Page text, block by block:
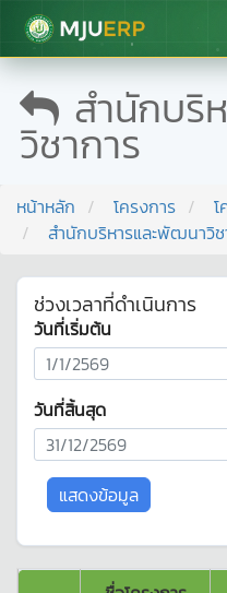
มหาวิทยาลัยแม่โจ้
สำนักบริ
วิชาการ
หน้าหลัก โครงการ
สำนักบริหารและพัฒนาวิช
ช่วงเวลาที่ดำเนินการ
วันที่เริ่มต้น
วันที่สิ้นสุด